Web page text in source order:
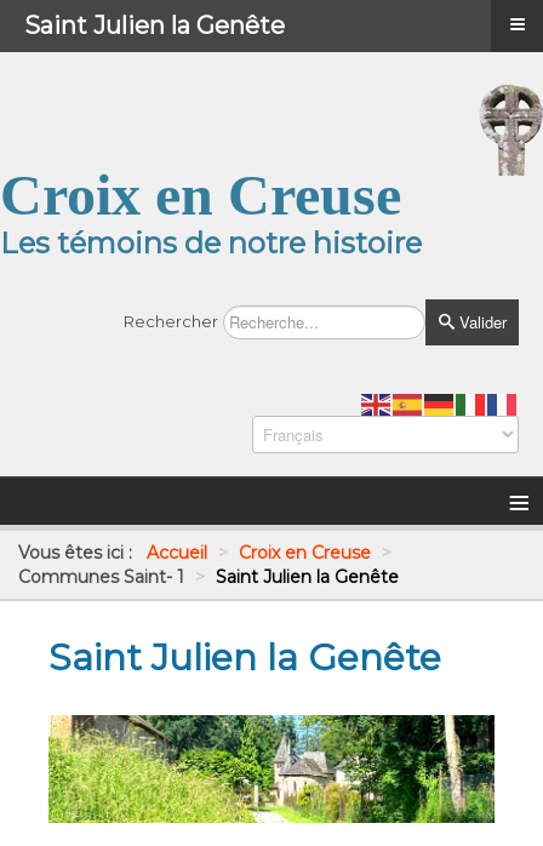
Croix en Creuse
Les témoins de notre histoire
Rechercher Valider
≡
Vous êtes ici : Accueil > Croix en Creuse >
Communes Saint- 1
> Saint Julien la Genête
Saint Julien la Genête
Menu ≡
Saint Julien la Genête ≡